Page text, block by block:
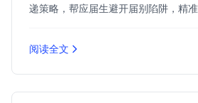
递策略，帮应届生避开届别陷阱，精准
阅读全文